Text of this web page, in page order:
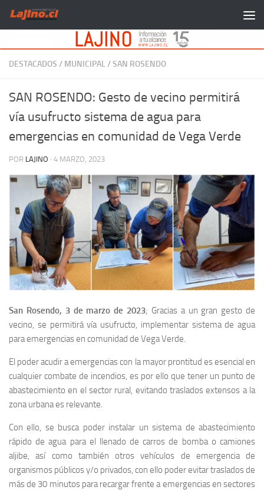
Saltar al contenido
DESTACADOS / MUNICIPAL/SAN ROSENDO
SAN ROSENDO: Gesto de vecino permitirá
vía usufructo sistema de agua para
emergencias en comunidad de Vega Verde
POR LAJINO · 4 MARZO, 2023
San Rosendo, 3 de marzo de 2023; Gracias a un gran gesto de
vecino, se permitirá vía usufructo, implementar sistema de agua
para emergencias en comunidad de Vega Verde.
El poder acudir a emergencias con la mayor prontitud es esencial en
cualquier combate de incendios, es por ello que tener un punto de
abastecimiento en el sector rural, evitando traslados extensos a la
zona urbana es relevante.
Con ello, se busca poder instalar un sistema de abastecimiento
rápido de agua para el llenado de carros de bomba o camiones
aljibe, así como también otros vehículos de emergencia de
organismos públicos y/o privados, con ello poder evitar traslados de
más de 30 minutos para recargar frente a emergencias en sectores